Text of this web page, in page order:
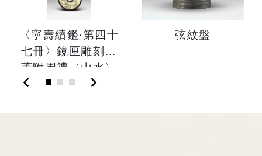
〈寧壽續鑑‧第四十
七冊〉鏡匣雕刻木
蓋附周禮〈山水〉
弦紋盤
chevron_left chevron_right